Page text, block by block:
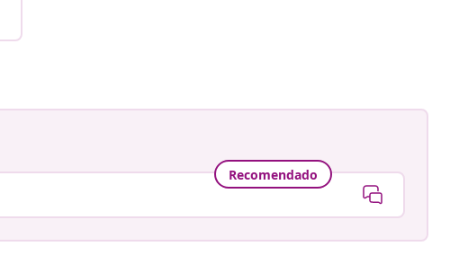
Recomendado